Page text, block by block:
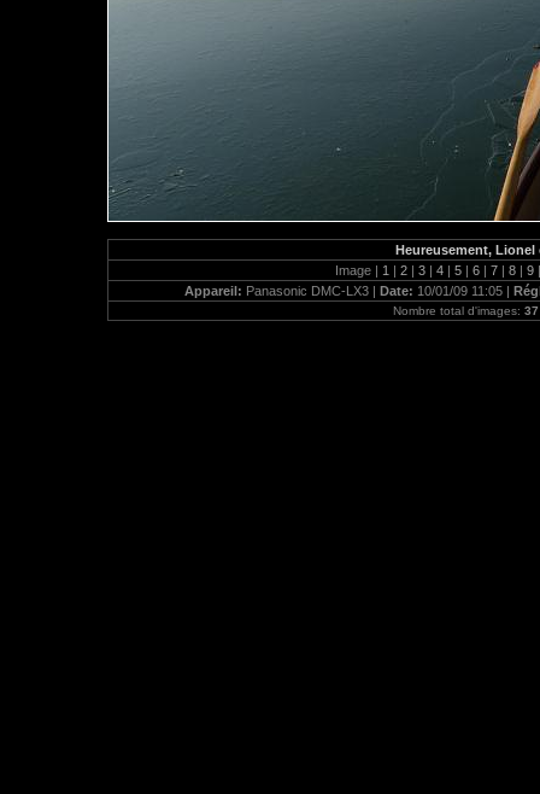
Heureusement,
Image | 1 | 2 | 3 | 4 | 5 | 6 | 7 | 8 | 9 |
Appareil: Panasonic DMC-LX3 | Date: 10/01/09 11:05 |
Nombre total d'images: 37